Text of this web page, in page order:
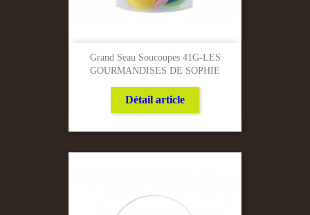
Grand Seau Soucoupes 41G-LES
GOURMANDISES DE SOPHIE
Détail article